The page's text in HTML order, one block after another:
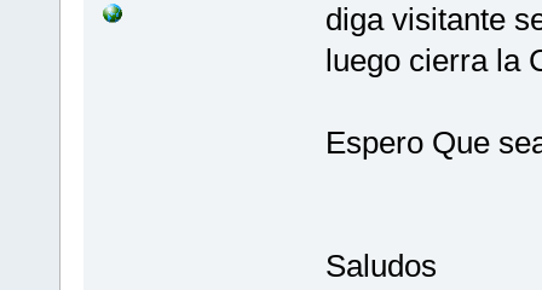
diga visitante
luego cierra la
Espero Que
Saludos